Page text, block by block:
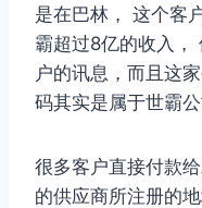
是在巴林， 这个客
霸超过8亿的收入，
户的讯息，而且这
码其实是属于世霸
很多客户直接付款
的供应商所注册的